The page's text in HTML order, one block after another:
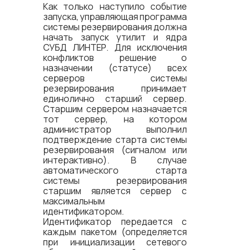
Как только наступило событие
запуска, управляющая программа
системы резервирования должна
начать запуск утилит и ядра
СУБД ЛИНТЕР. Для исключения
конфликтов решение о
назначении (статусе) всех
серверов системы
резервирования принимает
единолично старший сервер.
Старшим сервером назначается
тот сервер, на котором
администратор выполнил
подтверждение старта системы
резервирования (сигналом или
интерактивно). В случае
автоматического старта
системы резервирования
старшим является сервер с
максимальным
идентификатором.
Идентификатор передается с
каждым пакетом (определяется
при инициализации сетевого